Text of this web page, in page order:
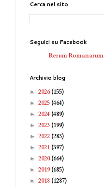
Cerca nel sito
Seguici su Facebook
Rerum Romanarum
Archivio blog
► 2026(155)
► 2025 (464)
► 2024 (489)
► 2023 (199)
► 2022 (283)
► 2021 (397)
► 2020(664)
► 2019(685)
► 2018 (1287)